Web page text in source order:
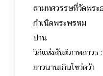
สามทศวรรษที่วัดพระธ
กำเนิดพระ
ปาน
วิถีแห่งสันติภาพถาวร
ยาวนานเกินไขว่ค